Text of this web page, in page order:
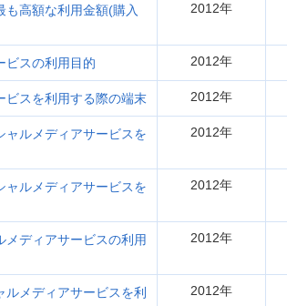
高額な利用金額(購入
2012年
スの利用目的 2012年
スを利用する際の端末 2012年
ルメディアサービスを
2012年
ルメディアサービスを
2012年
ディアサービスの利用
2012年
メディアサービスを利
2012年